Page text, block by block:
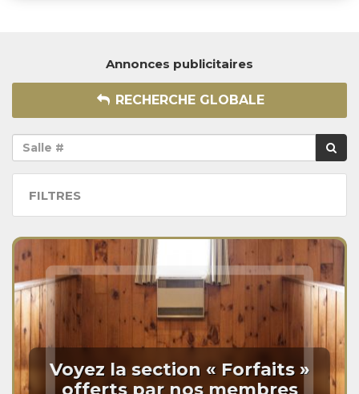
Annonces publicitaires
RECHERCHE GLOBALE
FILTRES
Voyez la section « Forfaits »
offerts par nos membres